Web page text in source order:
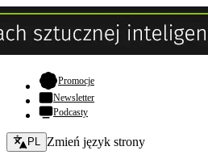
Promocje- otwiera się w nowej karcie
Newsletter
Podcasty
Zmień język - bieżący:
PL Zmień język strony